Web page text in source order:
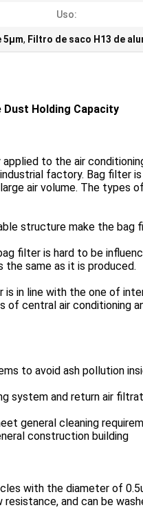
Uso:
5μm, Filtro de saco H13 de
Holding Capacity​
to the air
factory. Bag filter
air volume. The types
structure make the bag
filter is hard to be
the same as it is produced.
in line with the one of
central air conditioning
to avoid ash pollution
system and return air
general cleaning
construction building
with the diameter of
and can be